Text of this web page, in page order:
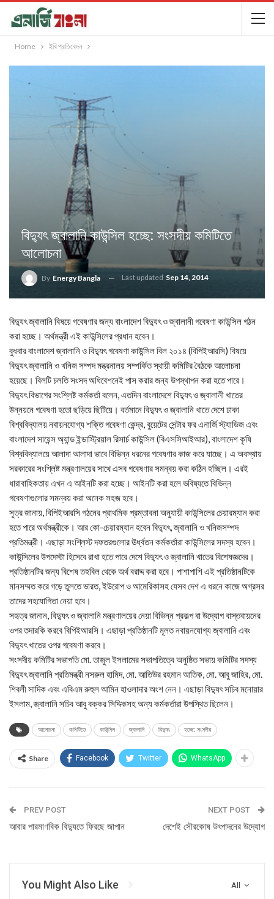
Home ইবি প্রতিবেদন
বিদ্যুৎ জ্বালানি কাউন্সিল হচ্ছে: সংসদীয় কমিটিতে
আলোচনা
By Energy Bangla Last updated Sep 14, 2014
বিদ্যুৎ জ্বালানি বিষয়ে গবেষণার জন্য বাংলাদেশ বিদ্যুৎ ও জ্বালানী গবেষণা কাউন্সিল গঠন
করা হচ্ছে। অর্থমন্ত্রী এই কাউন্সিলের প্রধান হবেন।
বুধবার বাংলাদেশ জ্বালানি ও বিদ্যুৎ গবেষণা কাউন্সিল বিল ২০১৪ (বিপিইআরসি) বিষয়ে
বিদ্যুৎ জ্বালানি ও খনিজ সম্পদ মন্ত্রনালয় সম্পর্কিত স্থায়ী কমিটির বৈঠকে আলোচনা
হয়েছে। বিলটি চলতি সংসদ অধিবেশনেই পাস করার জন্য উপস্থাপন করা হতে পারে।
বিদ্যুৎ বিভাগের সংশ্লিষ্ট কর্মকর্তা বলেন, এতদিন বাংলাদেশে বিদ্যুৎ ও জ্বালানী খাতের
উন্নয়নে গবেষণা হতো ছড়িয়ে ছিটিয়ে। বর্তমানে বিদ্যুৎ ও জ্বালানি খাতে দেশে ঢাকা
বিশ্ববিদ্যালয় নবায়নযোগ্য শক্তি গবেষণা কেন্দ্র, বুয়েটের সেন্টার ফর এনার্জি স্ট্যাডিজ এবং
বাংলাদেশ সায়েন্স অ্যান্ড ইন্ডাস্ট্রিয়াল রিসার্চ কাউন্সিল (বিএসসিআইআর), বাংলাদেশ কৃষি
বিশ্ববিদ্যালয়ে আলাদা আলাদা ভাবে বিভিন্ন ধরনের গবেষণার কাজ করে যাচ্ছে। এ অবস্থায়
সরকারের সংশ্লিষ্ট মন্ত্রণালয়ের সাথে এসব গবেষণার সমন্বয় করা কঠিন হচ্ছিল। এরই
ধারাবাহিকতায় এখন এ আইনটি করা হচ্ছে। আইনটি করা হলে ভবিষ্যতে বিভিন্ন
গবেষণাগুলোর সমন্বয় করা অনেক সহজ হবে।
সূত্র জানায়, বিপিইআরসি গঠনের প্রাথমিক প্রম্তাবনা অনুযায়ী কাউন্সিলের চেয়ারম্যান করা
হতে পারে অর্থমন্ত্রীকে। আর কো-চেয়ারম্যান হবেন বিদ্যুৎ, জ্বালানি ও খনিজসম্পদ
প্রতিমন্ত্রী। এছাড়া সংশ্লিস্ট দফতরগুলোর ঊর্ধ্বতন কর্মকর্তারা কাউন্সিলের সদস্য হবেন।
কাউন্সিলের উপদেস্টা হিসেবে রাখা হতে পারে দেশে বিদ্যুৎ ও জ্বালানি খাতের বিশেষজ্ঞদের।
প্রতিষ্ঠানটির জন্য বিশেষ তহবিল থেকে অর্থ বরাদ্দ করা হবে। পাশাপাশি এই প্রতিষ্ঠানটিকে
মানসম্মত করে গড়ে তুলতে ভারত, ইউরোপ ও আমেরিকাসহ যেসব দেশ এ ধরনে কাজে অগ্রসর
তাদের সহযোগিতা নেয়া হবে।
সহৃত্র জানান, বিদ্যুৎ ও জ্বালানি মন্ত্রণালয়ের নেয়া বিভিন্ন প্রকল্প বা উদ্যোগ বাস্তবায়নের
ওপর তদারকি করবে বিপিইআরসি। এছাড়া প্রতিষ্ঠানটি মূলত নবায়নযোগ্য জ্বালানি এবং
বিদ্যুৎ খাতের ওপর গবেষণা করবে।
সংসদীয় কমিটির সভাপতি মো. তাজুল ইসলামের সভাপতিত্বে অনুষ্ঠিত সভায় কমিটির সদস্য
বিদ্যুৎ জ্বালানি প্রতিমন্ত্রী নসরুল হামিদ, মো. আতিউর রহমান আতিক, মো. আবু জাহির, মো.
শিবলী সাদিক এবং এবিএম রুহুল আমিন হাওলাদার অংশ নেন। এছাড়া বিদ্যুৎ সচিব মনোয়ার
ইসলাম, জ্বালানি সচিব আবু বক্কর সিদ্দিকসহ অন্য কর্মকর্তারা উপস্থিত ছিলেন।
আলোচনা কমিটিতে কাউন্সিল জ্বালানি বিদ্যুৎ হচ্ছে: সংসদীয়
Share Facebook Twitter WhatsApp
PREV POST
আবার পারমাণবিক বিদ্যুতে ফিরছে জাপান
NEXT POST
দেশেই সৌরকোষ উৎপাদনের উদ্যোগ
All
You Might Also Like